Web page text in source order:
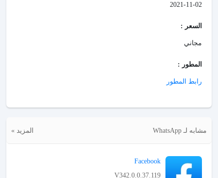
2021-11-02
السعر :
مجاني
المطور :
رابط المطور
مشابه لـ WhatsApp المزيد »
Facebook
V342.0.0.37.119